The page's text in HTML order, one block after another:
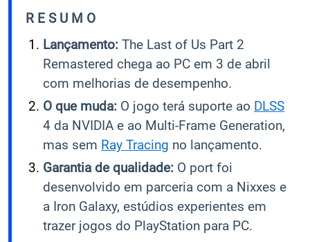
R E S U M O
Lançamento: The Last of Us Part 2
Remastered chega ao PC em 3 de abril
com melhorias de desempenho.
O que muda: O jogo terá suporte ao DLSS
4 da NVIDIA e ao Multi-Frame Generation,
mas sem Ray Tracing no lançamento.
Garantia de qualidade: O port foi
desenvolvido em parceria com a Nixxes e
a Iron Galaxy, estúdios experientes em
trazer jogos do PlayStation para PC.